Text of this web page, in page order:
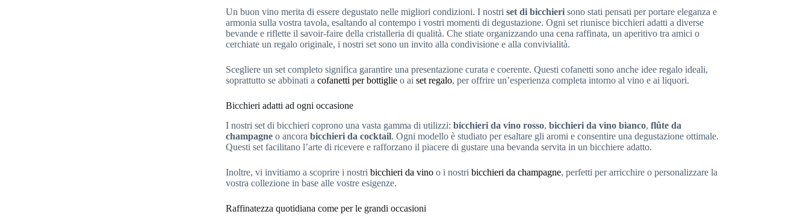
Un buon vino merita di essere degustato nelle migliori condizioni. I nostri set di bicchierisono stati pensati per portare eleganza e
armonia sulla vostra tavola, esaltando al contempo i vostri momenti di degustazione. Ogni set riunisce bicchieri adatti a diverse
bevande e riflette il savoir-faire della cristalleria di qualità. Che stiate organizzando una cena raffinata, un aperitivo tra amici o
cerchiate un regalo originale, i nostri set sono un invito alla condivisione e alla convivialità.
Scegliere un set completo significa garantire una presentazione curata e coerente. Questi cofanetti sono anche idee regalo ideali,
soprattutto se abbinati a cofanetti per bottiglieo ai set regalo, per offrire un’esperienza completa intorno al vino e ai liquori.
Bicchieri adatti ad ogni occasione
I nostri set di bicchieri coprono una vasta gamma di utilizzi: bicchieri da vino rosso, bicchieri da vino bianco, flûte da
champagneo ancora bicchieri da cocktail. Ogni modello è studiato per esaltare gli aromi e consentire una degustazione ottimale.
Questi set facilitano l’arte di ricevere e rafforzano il piacere di gustare una bevanda servita in un bicchiere adatto.
Inoltre, vi invitiamo a scoprire i nostri bicchieri da vinoo i nostri bicchieri da champagne, perfetti per arricchire o personalizzare la
vostra collezione in base alle vostre esigenze.
Raffinatezza quotidiana come per le grandi occasioni